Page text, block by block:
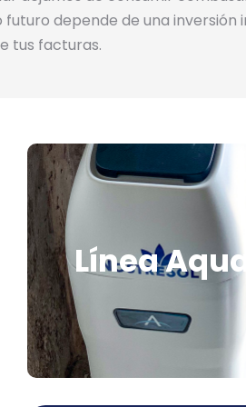
futuro depende de una inversión
tus facturas.
Línea Aqua
Mejora la
calidad del
agua
Gracias al descalcificador
NostreSol, puedes …